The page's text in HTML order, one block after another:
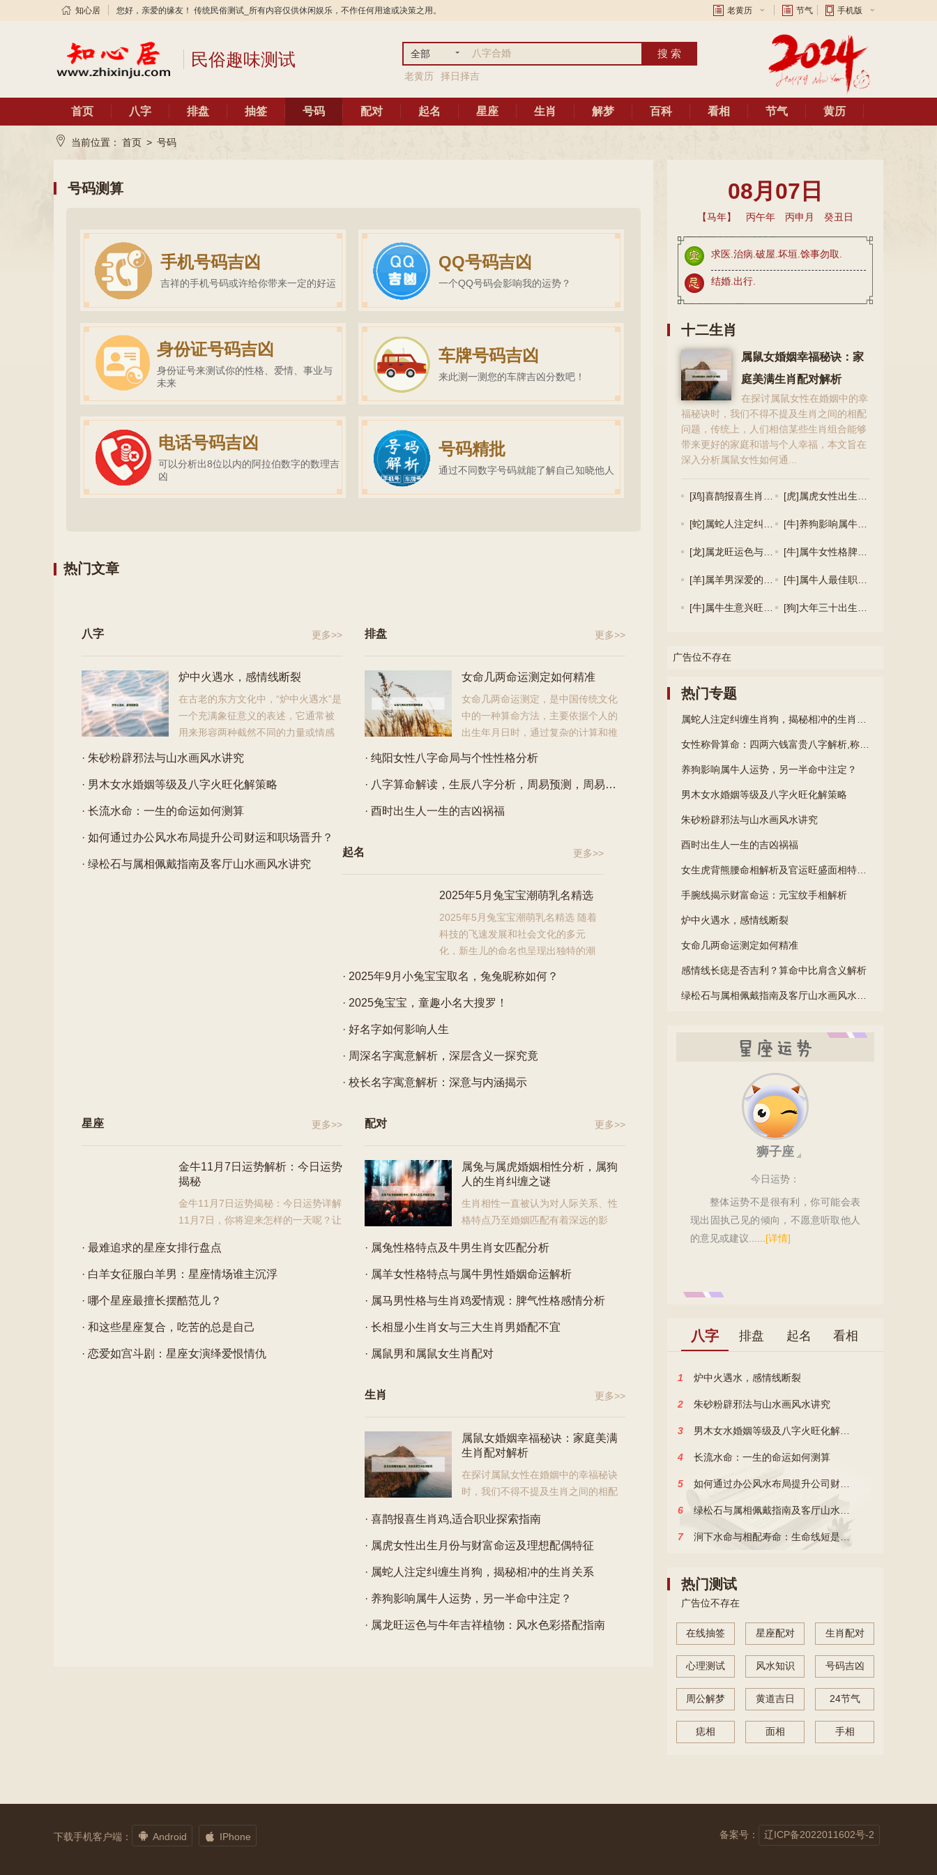
知心居 您好，亲爱的缘友！ 传统民俗测试_所有内容仅供休闲娱乐，不作任何用途或决策之用。 老黄历 节气 手机版
民俗趣味测试
全部
老黄历
择日择吉
首页 八字 排盘 抽签 号码 配对 起名 星座 生肖 解梦 百科 看相 节气 黄历
当前位置： 首页 > 号码
号码测算
手机号码吉凶
吉祥的手机号码或许给你带来一定的好运
QQ号码吉凶
一个QQ号码会影响我的运势？
身份证号码吉凶
身份证号来测试你的性格、爱情、事业与
未来
车牌号码吉凶
来此测一测您的车牌吉凶分数吧！
电话号码吉凶
可以分析出8位以内的阿拉伯数字的数理吉
凶
号码精批
通过不同数字号码就能了解自己知晓他人
热门文章
八字 更多>>
炉中火遇水，感情线断裂
在古老的东方文化中，“炉中火遇水”是
一个充满象征意义的表述，它通常被
用来形容两种截然不同的力量或情感
严重的...
· 朱砂粉辟邪法与山水画风水讲究
· 男木女水婚姻等级及八字火旺化解策略
· 长流水命：一生的命运如何测算
· 如何通过办公风水布局提升公司财运和职场晋升？
· 绿松石与属相佩戴指南及客厅山水画风水讲究
排盘 更多>>
女命几两命运测定如何精准
女命几两命运测定，是中国传统文化
中的一种算命方法，主要依据个人的
出生年月日时，通过复杂的计算和推
方法在古代社会...
· 纯阳女性八字命局与个性性格分析
· 八字算命解读，生辰八字分析，周易预测，周易算命服务
· 酉时出生人一生的吉凶祸福
起名 更多>>
2025年5月兔宝宝潮萌乳名精选
2025年5月兔宝宝潮萌乳名精选 随着
科技的飞速发展和社会文化的多元
化，新生儿的命名也呈现出独特的潮
了一抹新色彩。在这个充满活力和创意的时代，我
· 2025年9月小兔宝宝取名，兔兔昵称如何？
· 2025兔宝宝，童趣小名大搜罗！
· 好名字如何影响人生
· 周深名字寓意解析，深层含义一探究竟
· 校长名字寓意解析：深意与内涵揭示
配对 更多>>
属兔与属虎婚姻相性分析，属狗
人的生肖纠缠之谜
生肖相性一直被认为对人际关系、性
格特点乃至婚姻匹配有着深远的影
谜，不仅蕴含着丰富的文化内涵，也...
· 属兔性格特点及牛男生肖女匹配分析
· 属羊女性格特点与属牛男性婚姻命运解析
· 属马男性格与生肖鸡爱情观：脾气性格感情分析
· 长相显小生肖女与三大生肖男婚配不宜
· 属鼠男和属鼠女生肖配对
星座 更多>>
金牛11月7日运势解析：今日运势
揭秘
金牛11月7日运势揭秘：今日运势详解
11月7日，你将迎来怎样的一天呢？让
析。 爱情运势：甜蜜的邂逅，珍惜眼前人 今日，你在爱情方
面
· 最难追求的星座女排行盘点
· 白羊女征服白羊男：星座情场谁主沉浮
· 哪个星座最擅长摆酷范儿？
· 和这些星座复合，吃苦的总是自己
· 恋爱如宫斗剧：星座女演绎爱恨情仇
生肖 更多>>
属鼠女婚姻幸福秘诀：家庭美满
生肖配对解析
在探讨属鼠女性在婚姻中的幸福秘诀
时，我们不得不提及生肖之间的相配
和谐与个人幸福，本文旨在深入分析属鼠女性如何通...
· 喜鹊报喜生肖鸡,适合职业探索指南
· 属虎女性出生月份与财富命运及理想配偶特征
· 属蛇人注定纠缠生肖狗，揭秘相冲的生肖关系
· 养狗影响属牛人运势，另一半命中注定？
· 属龙旺运色与牛年吉祥植物：风水色彩搭配指南
08月07日
【马年】 丙午年 丙申月 癸丑日
求医.治病.破屋.坏垣.馀事勿取.
结婚.出行.
十二生肖
属鼠女婚姻幸福秘诀：家
庭美满生肖配对解析
在探讨属鼠女性在婚姻中的幸
福秘诀时，我们不得不提及生肖之间的相配
问题，传统上，人们相信某些生肖组合能够
带来更好的家庭和谐与个人幸福，本文旨在
深入分析属鼠女性如何通...
[鸡]喜鹊报喜生肖鸡,适合职业探索指南 [虎]属虎女性出生月份与财富命运及理想配偶特征
[蛇]属蛇人注定纠缠生肖狗，揭秘相冲的生肖关系 [牛]养狗影响属牛人运势，另一半命中注定？
[龙]属龙旺运色与牛年吉祥植物：风水色彩搭配指南 [牛]属牛女性格脾气及四大贵人特点分析
[羊]属羊男深爱的女人类型与生肖鼠的缺点分析 [牛]属牛人最佳职业选择及羊日冲牛影响解析
[牛]属牛生意兴旺之道及羊日冲牛化解策略 [狗]大年三十出生的属相计算及属狗最佳出生月份
广告位不存在
热门专题
养狗影响属牛人运势，另一半命中注定？
男木女水婚姻等级及八字火旺化解策略
朱砂粉辟邪法与山水画风水讲究
酉时出生人一生的吉凶祸福
手腕线揭示财富命运：元宝纹手相解析
炉中火遇水，感情线断裂
女命几两命运测定如何精准
感情线长痣是否吉利？算命中比肩含义解析
狮子座
今日运势：
整体运势不是很有利，你可能会表
现出固执己见的倾向，不愿意听取他人
的意见或建议...... [详情]
八字 排盘 起名 看相
1 炉中火遇水，感情线断裂
2 朱砂粉辟邪法与山水画风水讲究
3
4 长流水命：一生的命运如何测算
5
6
7
热门测试
广告位不存在
在线抽签 星座配对 生肖配对
心理测试 风水知识 号码吉凶
周公解梦 黄道吉日 24节气
痣相 面相 手相
下载手机客户端：  Android  IPhone 备案号： 辽ICP备2022011602号-2